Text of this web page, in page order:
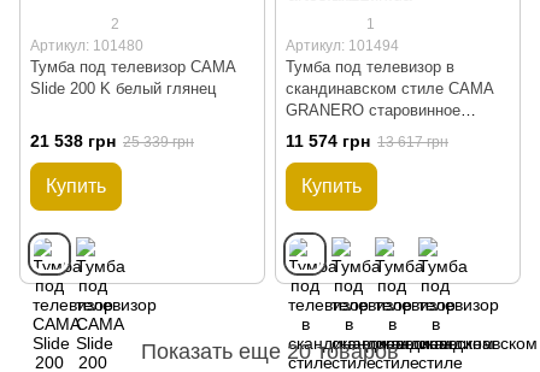
2
Артикул: 101480
Тумба под телевизор CAMA
Slide 200 K белый глянец
21 538 грн 25 339 грн
Купить
1
Артикул: 101494
Тумба под телевизор в
скандинавском стиле CAMA
GRANERO старовинное
дерево
11 574 грн 13 617 грн
Купить
Показать еще 20 товаров